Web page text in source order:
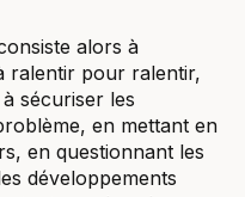
alors à
ralentir pour ralentir,
sécuriser les
en mettant en
en questionnant les
développements